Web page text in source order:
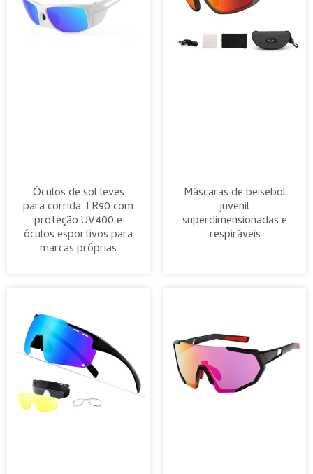
Óculos de sol leves
para corrida TR90 com
proteção UV400 e
óculos esportivos para
marcas próprias
Máscaras de beisebol
juvenil
superdimensionadas e
respiráveis